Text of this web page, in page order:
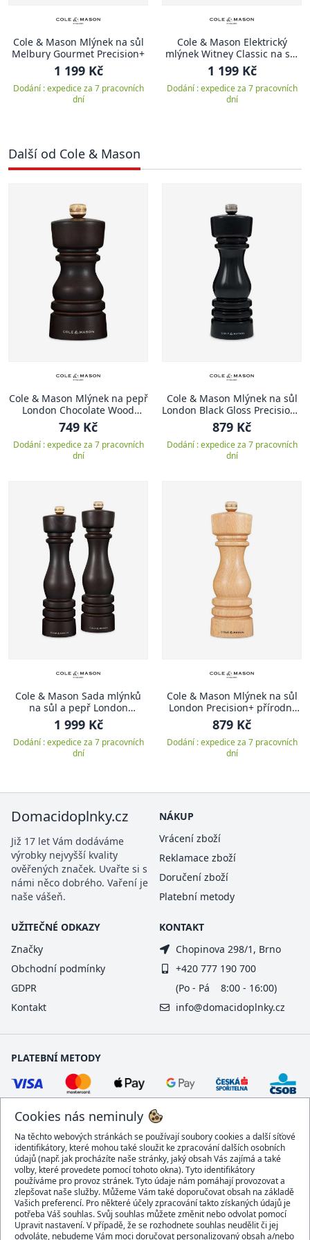
Cole & Mason Mlýnek na sůl
Melbury Gourmet Precision+
1 199 Kč
Dodání : expedice za 7 pracovních
dní
Cole & Mason Elektrický
mlýnek Witney Classic na sůl
nebo pepř
1 199 Kč
Dodání : expedice za 7 pracovních
dní
Další od Cole & Mason
Cole & Mason Mlýnek na pepř
London Chocolate Wood
Precision+ 13 cm
749 Kč
Dodání : expedice za 7 pracovních
dní
Cole & Mason Mlýnek na sůl
London Black Gloss Precision+
18 cm
879 Kč
Dodání : expedice za 7 pracovních
dní
Cole & Mason Sada mlýnků
na sůl a pepř London
Chocolate Wood 22 cm
1 999 Kč
Dodání : expedice za 7 pracovních
dní
Cole & Mason Mlýnek na sůl
London Precision+ přírodní
buk 18 cm
879 Kč
Dodání : expedice za 7 pracovních
dní
Cookies nás neminuly
Na těchto webových stránkách se používají soubory cookies a další síťové
identifikátory, které mohou také sloužit ke zpracování dalších osobních
údajů (např. jak procházíte naše stránky, jaký obsah Vás zajímá a také
volby, které provedete pomocí tohoto okna). Tyto identifikátory
používáme pro provoz stránek. Tyto údaje nám pomáhají provozovat a
zlepšovat naše služby. Můžeme Vám také doporučovat obsah na základě
Vašich preferencí. Pro některé účely zpracování takto získaných údajů je
potřeba Váš souhlas. Svůj souhlas můžete změnit nebo odvolat pomocí
Upravit nastavení. V případě, že se rozhodnete souhlas neudělit či jej
odvoláte, nebudeme Vám moci doručovat personalizovaný obsah a/nebo
Domacidoplnky.cz
Již 17 let Vám dodáváme
výrobky nejvyšší kvality
ověřených značek. Uvařte si s
námi něco dobrého. Vaření je
naše vášeň.
NÁKUP
Vrácení zboží
Reklamace zboží
Doručení zboží
Platební metody
UŽITEČNÉ ODKAZY
Značky
Obchodní podmínky
GDPR
Kontakt
KONTAKT
Chopinova 298/1, Brno
+420 777 190 700
(Po - Pá 8:00 - 16:00)
info@domacidoplnky.cz
PLATEBNÍ METODY
DOPRAVCI